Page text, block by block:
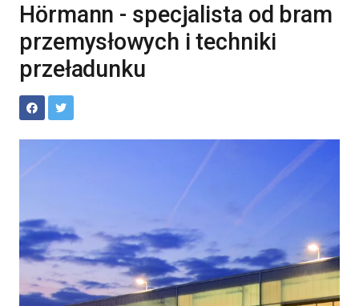
Hörmann - specjalista od bram
przemysłowych i techniki
przeładunku